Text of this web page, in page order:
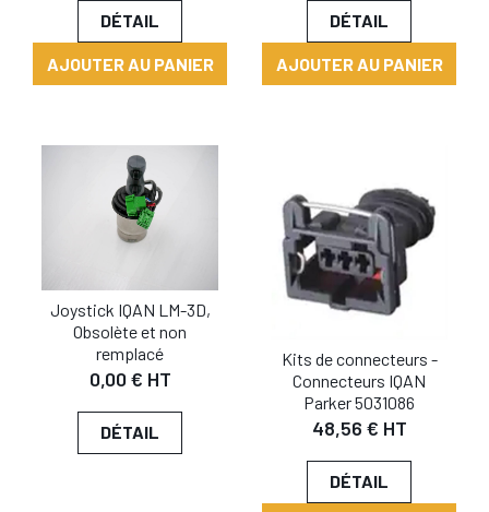
DÉTAIL
AJOUTER AU PANIER
DÉTAIL
AJOUTER AU PANIER
Joystick IQAN LM-3D,
Obsolète et non
remplacé
0,00 € HT
DÉTAIL
Kits de connecteurs -
Connecteurs IQAN
Parker 5031086
48,56 € HT
DÉTAIL